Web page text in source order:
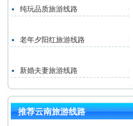
纯玩品质旅游线路
老年夕阳红旅游线路
新婚夫妻旅游线路
推荐云南旅游线路